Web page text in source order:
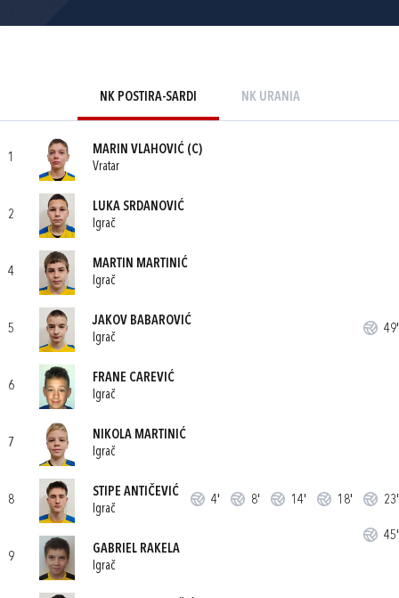
NK POSTIRA-SARDI NK URANIA
1
MARIN VLAHOVIĆ (C)
Vratar
2
LUKA SRDANOVIĆ
Igrač
4
MARTIN MARTINIĆ
Igrač
5
JAKOV BABAROVIĆ
Igrač
49'
6
FRANE CAREVIĆ
Igrač
7
NIKOLA MARTINIĆ
Igrač
8
STIPE ANTIČEVIĆ
Igrač
4' 8' 14' 18' 23'
45'
9
GABRIEL RAKELA
Igrač